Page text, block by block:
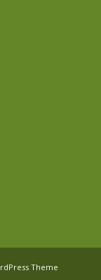
Theme